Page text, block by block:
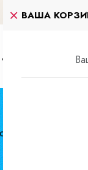
ВАША
изделия